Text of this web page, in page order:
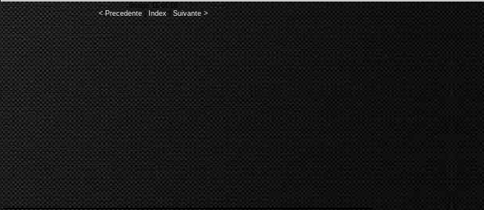
Image 11 of 18
< Precedente|Index|Suivante >